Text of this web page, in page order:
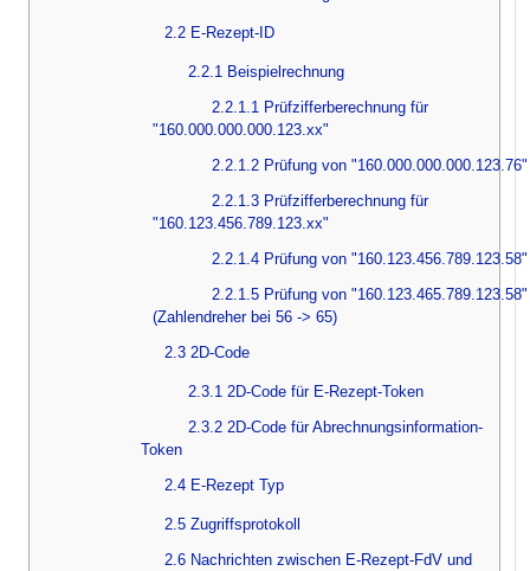
2.2 E-Rezept-ID
2.2.1 Beispielrechnung
2.2.1.1 Prüfzifferberechnung für
"160.000.000.000.123.xx"
2.2.1.2 Prüfung von "160.000.000.000.123.76"
2.2.1.3 Prüfzifferberechnung für
"160.123.456.789.123.xx"
2.2.1.4 Prüfung von "160.123.456.789.123.58"
2.2.1.5 Prüfung von "160.123.465.789.123.58"
(Zahlendreher bei 56 -> 65)
2.3 2D-Code
2.3.1 2D-Code für E-Rezept-Token
2.3.2 2D-Code für Abrechnungsinformation-
Token
2.4 E-Rezept Typ
2.5 Zugriffsprotokoll
2.6 Nachrichten zwischen E-Rezept-FdV und